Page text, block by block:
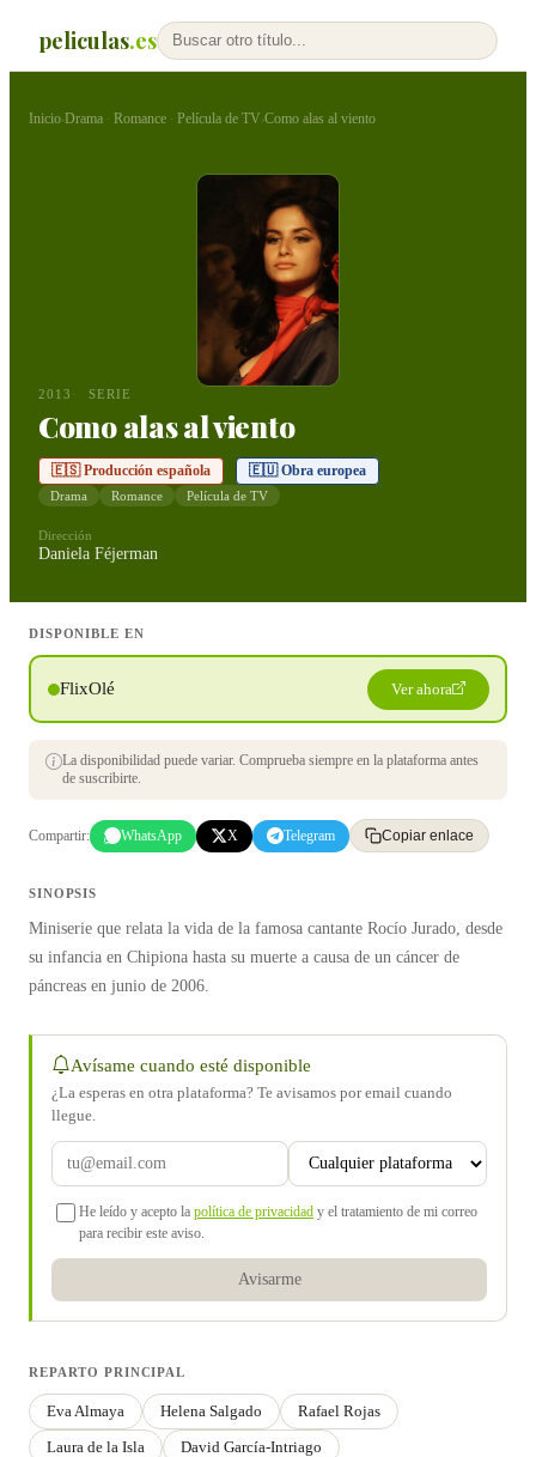
peliculas.es
Inicio›Drama · Romance · Película de TV›Como alas al viento
2013 SERIE
Como alas al viento
🇪🇸 Producción española 🇪🇺 Obra europea
Drama Romance Película de TV
Dirección
Daniela Féjerman
DISPONIBLE EN
FlixOlé Ver ahora
La disponibilidad puede variar. Comprueba siempre en la plataforma antes
de suscribirte.
Compartir: WhatsApp X Telegram Copiar enlace
SINOPSIS
Miniserie que relata la vida de la famosa cantante Rocío Jurado, desde
su infancia en Chipiona hasta su muerte a causa de un cáncer de
páncreas en junio de 2006.
Avísame cuando esté disponible
¿La esperas en otra plataforma? Te avisamos por email cuando
llegue.
He leído y acepto la política de privacidad y el tratamiento de mi correo
para recibir este aviso.
Avisarme
REPARTO PRINCIPAL
Eva Almaya Helena Salgado
Rafael Rojas
Laura de la Isla
David García-Intriago